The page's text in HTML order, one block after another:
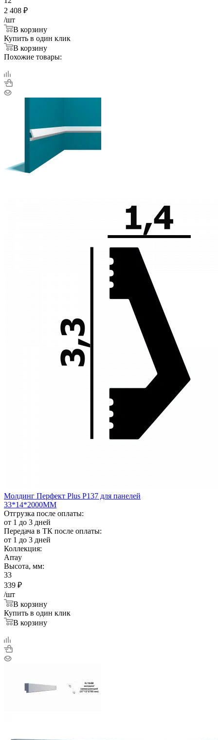
2 408 ₽
/шт
В корзину
Купить в один клик
В корзину
Похожие товары:
Молдинг Перфект Plus Р137 для панелей
33*14*2000ММ
Отгрузка после оплаты:
от 1 до 3 дней
Передача в ТК после оплаты:
от 1 до 3 дней
Коллекция:
Array
Высота, мм:
33
339 ₽
/шт
В корзину
Купить в один клик
В корзину